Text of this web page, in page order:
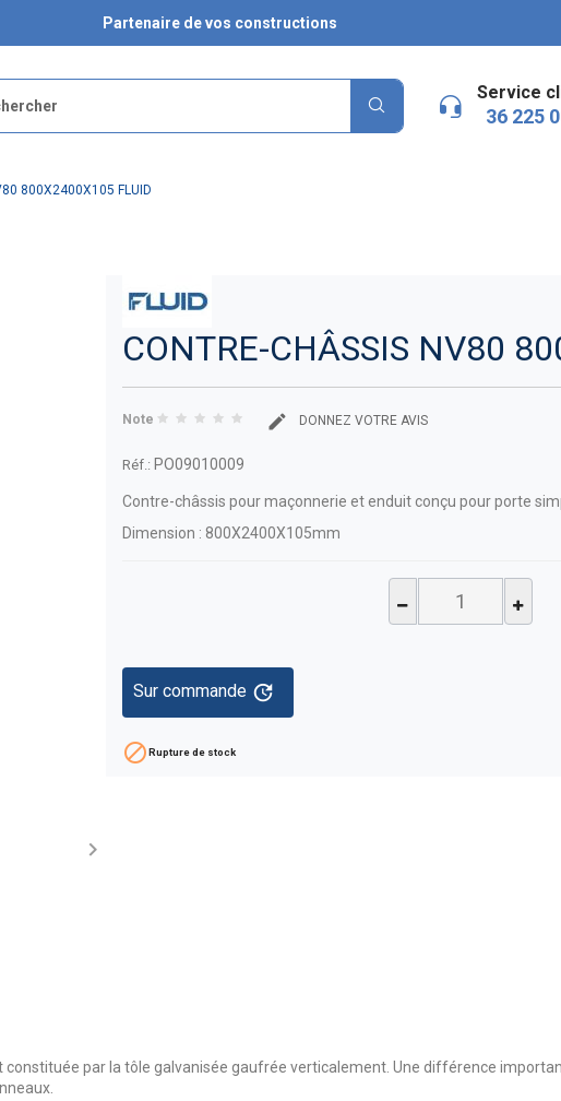
Partenaire de vos constructions
Service
36 225
800X2400X105 FLUID

CONTRE-CHÂSSIS NV80
Note DONNEZ VOTRE AVIS
Réf.: PO09010009
Contre-châssispour maçonnerie et enduit conçu pour porte
Dimension : 800X2400X105mm
Sur commande update
Rupture de stock
constituée par la tôle galvanisée gaufrée verticalement. Une différence